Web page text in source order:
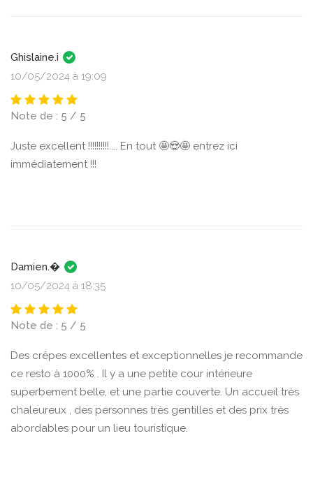
Ghislaine.i
10/05/2024 à 19:09
Note de : 5 / 5
Juste excellent !!!!!!!!!!.... En tout 🤩😍🤩 entrez ici
immédiatement !!!
Damien.�
10/05/2024 à 18:35
Note de : 5 / 5
Des crêpes excellentes et exceptionnelles je recommande
ce resto à 1000% . Il y a une petite cour intérieure
superbement belle, et une partie couverte. Un accueil très
chaleureux , des personnes très gentilles et des prix très
abordables pour un lieu touristique.